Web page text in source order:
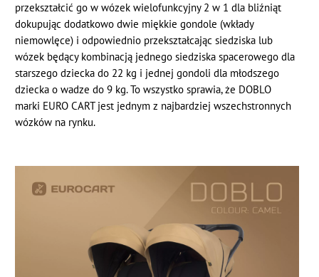
przekształcić go w wózek wielofunkcyjny 2 w 1 dla bliźniąt
dokupując dodatkowo dwie miękkie gondole (wkłady
niemowlęce) i odpowiednio przekształcając siedziska lub
wózek będący kombinacją jednego siedziska spacerowego dla
starszego dziecka do 22 kg i jednej gondoli dla młodszego
dziecka o wadze do 9 kg. To wszystko sprawia, że DOBLO
marki EURO CART jest jednym z najbardziej wszechstronnych
wózków na rynku.